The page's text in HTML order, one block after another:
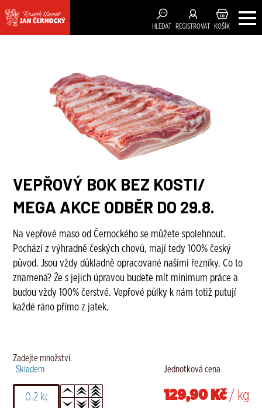
HLEDAT REGISTROVAT KOŠÍK
VEPŘOVÝ BOK BEZ KOSTI/
MEGA AKCE ODBĚR DO 29.8.
Na vepřové maso od Černockého se můžete spolehnout.
Pochází z výhradně českých chovů, mají tedy 100% český
původ. Jsou vždy důkladně opracované našimi řezníky. Co to
znamená? Že s jejich úpravou budete mít minimum práce a
budou vždy 100% čerstvé. Vepřové půlky k nám totiž putují
každé ráno přímo z jatek.
Zadejte množství.
Skladem
Jednotková cena
129,90 Kč/ kg